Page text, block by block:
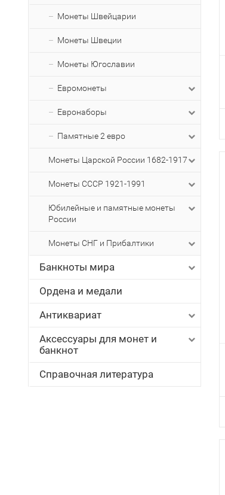
Монеты Швейцарии
Монеты Швеции
Монеты Югославии
Евромонеты
Евронаборы
Памятные 2 евро
Монеты Царской России 1682-1917
Монеты СССР 1921-1991
Юбилейные и памятные монеты
России
Монеты СНГ и Прибалтики
Банкноты мира
Ордена и медали
Антиквариат
Аксессуары для монет и
банкнот
Справочная литература